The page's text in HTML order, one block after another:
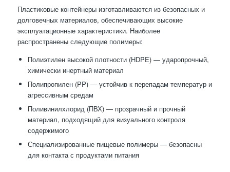
Пластиковые контейнеры изготавливаются из безопасных и
долговечных материалов, обеспечивающих высокие
эксплуатационные характеристики. Наиболее
распространены следующие полимеры:
Полиэтилен высокой плотности (HDPE) — ударопрочный,
химически инертный материал
Полипропилен (PP) — устойчив к перепадам температур и
агрессивным средам
Поливинилхлорид (ПВХ) — прозрачный и прочный
материал, подходящий для визуального контроля
содержимого
Специализированные пищевые полимеры — безопасны
для контакта с продуктами питания